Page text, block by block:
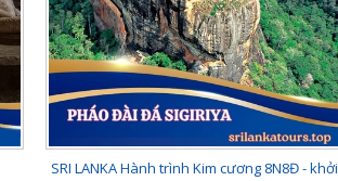
SRI LANKA Hành trình Kim cương 8N8Đ - khởi